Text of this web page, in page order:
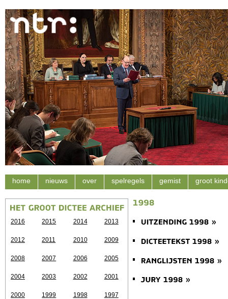
home nieuws over spelregels gemist groot
2016 2015 2014 2013
2012 2011 2010 2009
2008 2007 2006 2005
2004 2003 2002 2001
2000 1999 1998 1997